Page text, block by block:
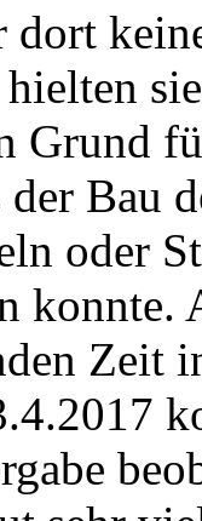
dort
Grund
Bau
oder
Zeit